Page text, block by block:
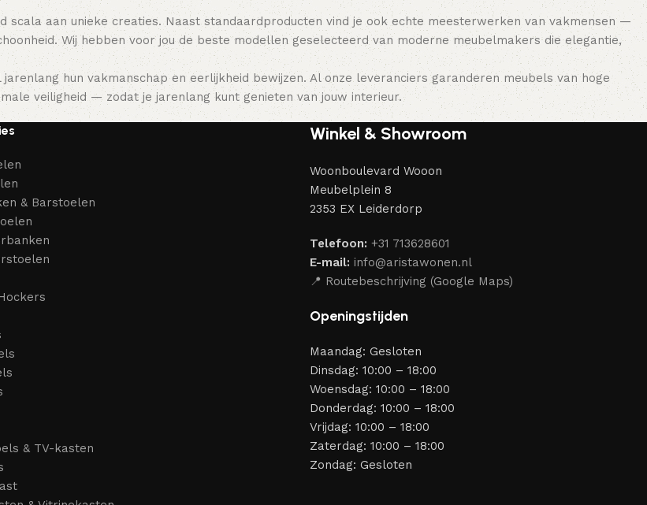
aan unieke creaties. Naast standaardproducten vind je ook echte meesterwerken van vakmensen —
Wij hebben voor jou de beste modellen geselecteerd van moderne meubelmakers die elegantie,
hun vakmanschap en eerlijkheid bewijzen. Al onze leveranciers garanderen meubels van hoge
veiligheid — zodat je jarenlang kunt genieten van jouw interieur.
& Barstoelen
& TV-kasten
Winkel & Showroom
Woonboulevard Wooon
Meubelplein 8
2353 EX Leiderdorp
Telefoon: +31 713628601
E-mail: info@aristawonen.nl
📍 Routebeschrijving (Google Maps)
Openingstijden
Maandag: Gesloten
Dinsdag: 10:00 – 18:00
Woensdag: 10:00 – 18:00
Donderdag: 10:00 – 18:00
Vrijdag: 10:00 – 18:00
Zaterdag: 10:00 – 18:00
Zondag: Gesloten